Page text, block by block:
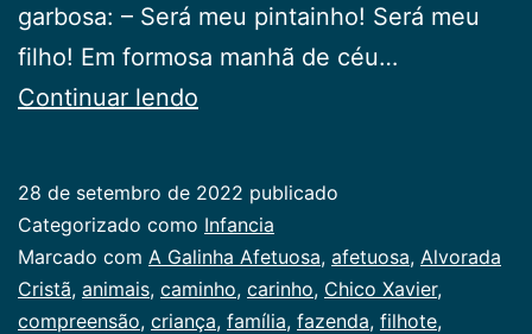
garbosa: – Será meu pintainho! Será meu
filho! Em formosa manhã de céu…
Continuar lendo
28 de setembro de 2022 publicado
Categorizado como Infancia
Marcado com A Galinha Afetuosa, afetuosa, Alvorada
Cristã, animais, caminho, carinho, Chico Xavier,
compreensão, criança, família, fazenda, filhote,